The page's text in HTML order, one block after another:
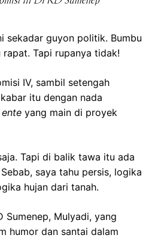
sekadar guyon politik. Bumbu
Tapi rupanya tidak!
IV, sambil setengah
itu dengan nada
ente yang main di proyek
Tapi di balik tawa itu ada
saya tahu persis, logika
hujan dari tanah.
Sumenep, Mulyadi, yang
humor dan santai dalam